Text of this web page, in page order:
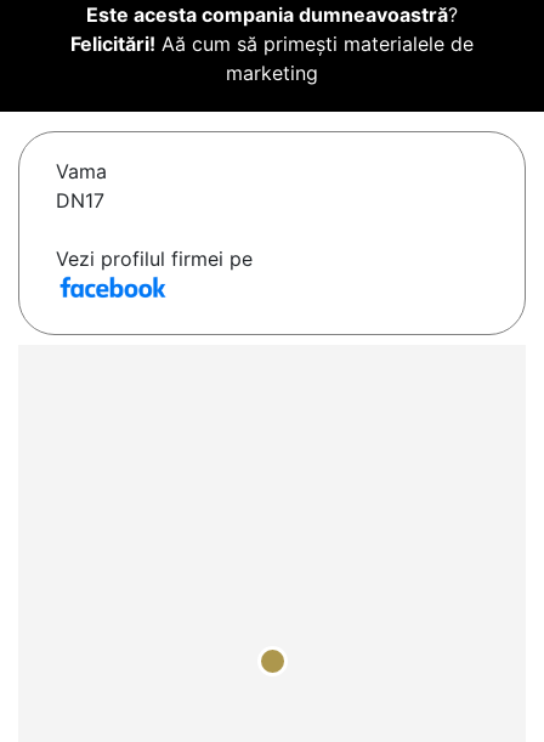
Este acesta compania dumneavoastră?
Felicitări! Aă cum să primești materialele de
marketing
Vama
DN17
Vezi profilul firmei pe